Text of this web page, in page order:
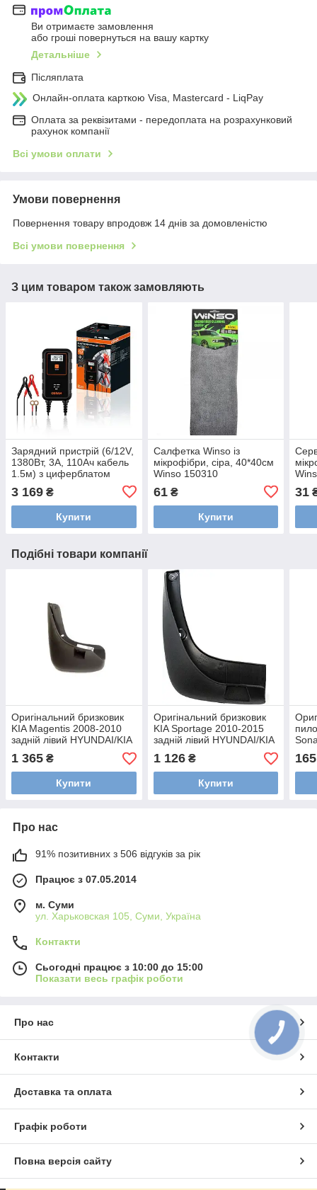
Ви отримаєте замовлення
або гроші повернуться на вашу картку
Детальніше
Післяплата
Онлайн-оплата карткою Visa, Mastercard - LiqPay
Оплата за реквізитами - передоплата на розрахунковий
рахунок компанії
Всі умови оплати
Умови повернення
Повернення товару впродовж 14 днів за домовленістю
Всі умови повернення
З цим товаром також замовляють
Зарядний пристрій (6/12V,
1380Вт, 3А, 110Ач кабель
1.5м) з циферблатом
3 169 ₴
Купити
Салфетка Winso із
мікрофібри, сіра, 40*40см
Winso 150310
61₴
Купити
31
Подібні товари компанії
Оригінальний бризковик
KIA Magentis 2008-2010
задній лівий HYUNDAI/KIA
86841-2G500
1 365 ₴
Купити
Оригінальний бризковик
KIA Sportage 2010-2015
задній лівий HYUNDAI/KIA
86841-3U001
1 126₴
Купити
165
Про нас
91% позитивних з 506 відгуків за рік
Працює з 07.05.2014
м. Суми
ул. Харьковская 105, Суми, Україна
Контакти
Сьогодні працює з 10:00 до 15:00
Показати весь графік роботи
Про нас
Контакти
Доставка та оплата
Графік роботи
Повна версія сайту
КНОПКА
ЗВ'ЯЗКУ